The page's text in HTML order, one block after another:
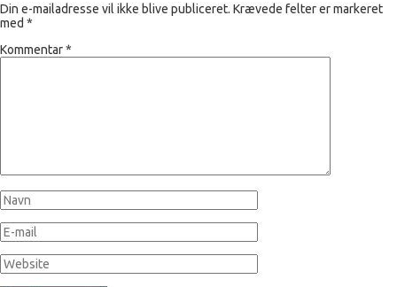
Din e-mailadresse vil ikke blive publiceret. Krævede felter er markeret
med *
Kommentar*